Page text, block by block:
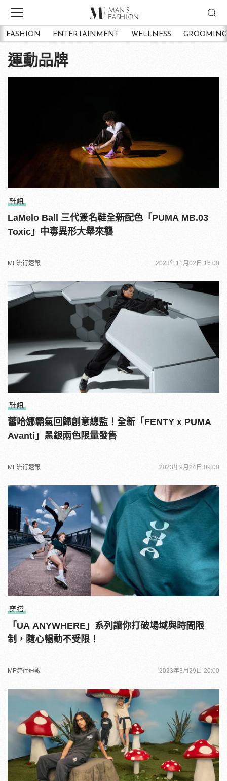
FASHION ENTERTAINMENT WELLNESS GROOMING
運動品牌
鞋訊
LaMelo Ball 三代簽名鞋全新配色「PUMA MB.03
Toxic」中毒異形大舉來襲
MF流行速報 2023年11月02日 16:00
鞋訊
蕾哈娜霸氣回歸創意總監！全新「FENTY x PUMA
Avanti」黑銀兩色限量發售
MF流行速報 2023年9月24日 09:00
穿搭
「UA ANYWHERE」系列讓你打破場域與時間限
制，隨心暢動不受限！
MF流行速報 2023年8月29日 20:00